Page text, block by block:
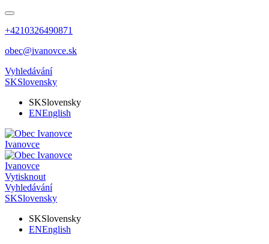
+4210326490871
obec@ivanovce.sk
Vyhledávání
SKSlovensky
SKSlovensky
ENEnglish
Ivanovce
Ivanovce
Vytisknout
Vyhledávání
SKSlovensky
SKSlovensky
ENEnglish